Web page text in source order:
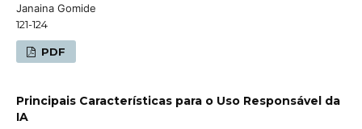
Janaina Gomide
121-124
PDF
Principais Características para o Uso Responsável da
IA